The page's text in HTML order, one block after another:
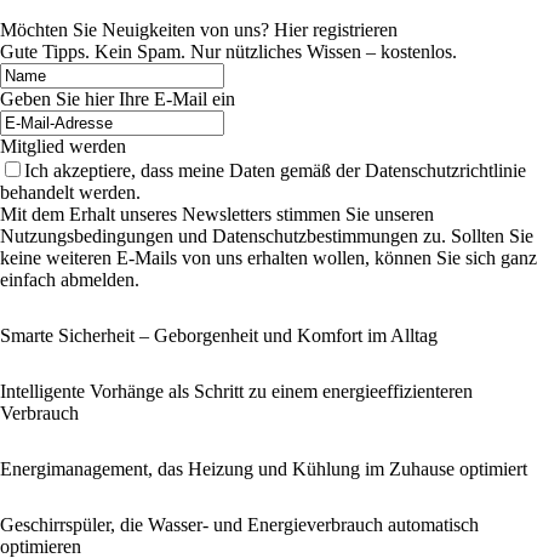
Möchten Sie Neuigkeiten von uns? Hier registrieren
Gute Tipps. Kein Spam. Nur nützliches Wissen – kostenlos.
Geben Sie hier Ihre E-Mail ein
Mitglied werden
Ich akzeptiere, dass meine Daten gemäß der Datenschutzrichtlinie
behandelt werden.
Mit dem Erhalt unseres Newsletters stimmen Sie unseren
Nutzungsbedingungen und Datenschutzbestimmungen zu. Sollten Sie
keine weiteren E-Mails von uns erhalten wollen, können Sie sich ganz
einfach abmelden.
Smarte Sicherheit – Geborgenheit und Komfort im Alltag
Intelligente Vorhänge als Schritt zu einem energieeffizienteren
Verbrauch
Energi­management, das Heizung und Kühlung im Zuhause optimiert
Geschirrspüler, die Wasser- und Energieverbrauch automatisch
optimieren